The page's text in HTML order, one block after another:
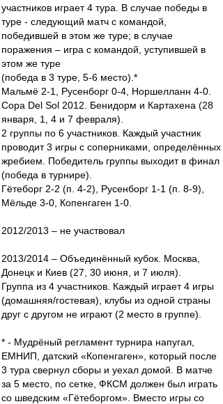
участников играет 4 тура. В случае победы в
туре - следующий матч с командой,
победившей в этом же туре; в случае
поражения – игра с командой, уступившей в
этом же туре
(победа в 3 туре, 5-6 место).*
Мальмё 2-1, Русенборг 0-4, Норшелланн 4-0.
Copa Del Sol 2012. Бенидорм и Картахена (28
января, 1, 4 и 7 февраля).
2 группы по 6 участников. Каждый участник
проводит 3 игры с соперниками, определённых
жребием. Победитель группы выходит в финал
(победа в турнире).
Гётеборг 2-2 (п. 4-2), Русенборг 1-1 (п. 8-9),
Мёльде 3-0, Копенгаген 1-0.
2012/2013 – не участвовал
2013/2014 – Объединённый кубок. Москва,
Донецк и Киев (27, 30 июня, и 7 июля).
Группа из 4 участников. Каждый играет 4 игры
(домашняя/гостевая), клубы из одной страны
друг с другом не играют (2 место в группе).
* - Мудрёный регламент турнира напугал,
ЕМНИП, датский «Копенгаген», который после
3 тура свернул сборы и уехал домой. В матче
за 5 место, по сетке, ФКСМ должен был играть
со шведским «Гётеборгом». Вместо игры со